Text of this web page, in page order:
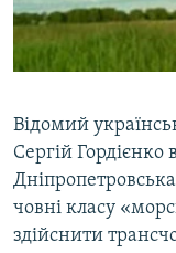
ВІДЕОУРОКИ
СВІДЧЕННЯ ОКУПАЦІЇ
ІНФОГРАФІКА
Русский
Qırımtatar
ДОЛУЧАЙСЯ!
Усі сайти RFE/
Відомий
Сергій Гордієнко
човні класу
здійснити